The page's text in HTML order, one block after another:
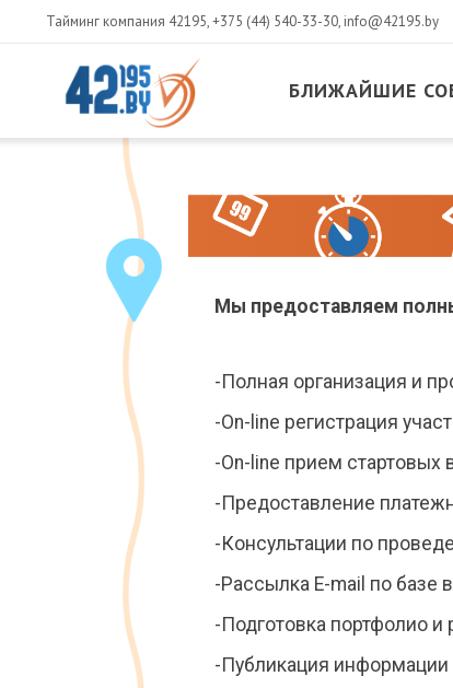
Тайминг компания 42195,+375 (44) 540-33-30, info@42195.by
БЛИЖАЙШИЕ
CONTENT
29,
Мы предоставляем
-Полная организация и
-On-line регистрация
-On-line прием стартовых
-Предоставление
-Консультации по
-Рассылка E-mail по базе
-Подготовка портфолио
-Публикация информации